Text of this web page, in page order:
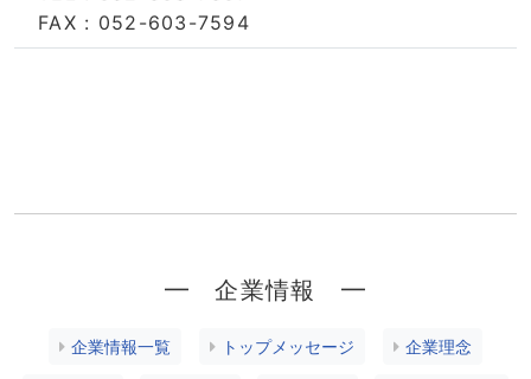
FAX : 052-603-7594
━ 企業情報 ━
企業情報一覧 トップメッセージ 企業理念